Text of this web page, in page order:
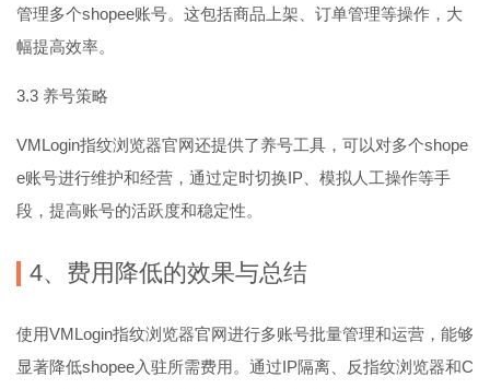
管理多个shopee账号。这包括商品上架、订单管理等操作，大
幅提高效率。
3.3 养号策略
VMLogin指纹浏览器官网还提供了养号工具，可以对多个shope
e账号进行维护和经营，通过定时切换IP、模拟人工操作等手
段，提高账号的活跃度和稳定性。
4、费用降低的效果与总结
使用VMLogin指纹浏览器官网进行多账号批量管理和运营，能够
显著降低shopee入驻所需费用。通过IP隔离、反指纹浏览器和C